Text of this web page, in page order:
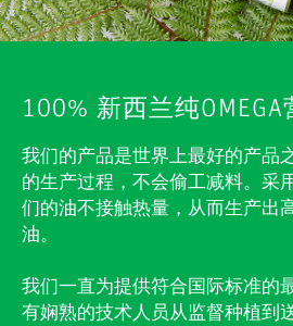
100% 新西兰纯
我们的产品是世界上最好的产品
的生产过程，不会偷工减料。采
们的油不接触热量，从而生产出
油。
我们一直为提供符合国际标准的
有娴熟的技术人员从监督种植到